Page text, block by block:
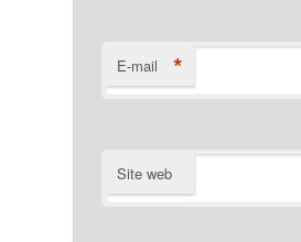
E-mail *
Site web